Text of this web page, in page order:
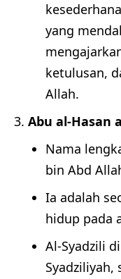
yang
ketulusan,
Allah.
Abu al-Hasan
Nama
bin Abd
Ia adalah
hidup pada
Al-Syadzili